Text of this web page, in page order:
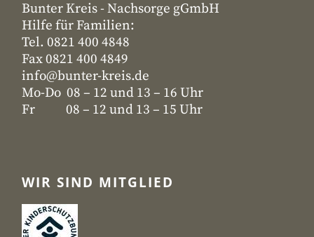
Bunter Kreis - Nachsorge gGmbH
Hilfe für Familien:
Tel. 0821 400 4848
Fax 0821 400 4849
info@bunter-kreis.de
Mo-Do 08 – 12 und 13 – 16 Uhr
Fr 08 – 12 und 13 – 15 Uhr
WIR SIND MITGLIED